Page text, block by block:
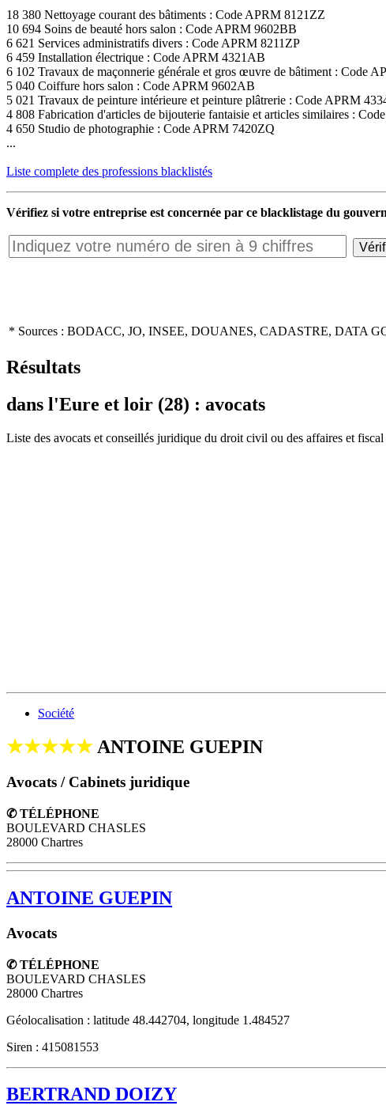
18 380 Nettoyage courant des bâtiments : Code APRM 8121ZZ
10 694 Soins de beauté hors salon : Code APRM 9602BB
6 621 Services administratifs divers : Code APRM 8211ZP
6 459 Installation électrique : Code APRM 4321AB
6 102 Travaux de maçonnerie générale et gros œuvre de bâtiment : Code
5 040 Coiffure hors salon : Code APRM 9602AB
5 021 Travaux de peinture intérieure et peinture plâtrerie : Code APRM
4 808 Fabrication d'articles de bijouterie fantaisie et articles similaires :
4 650 Studio de photographie : Code APRM 7420ZQ
...
Liste complete des professions blacklistés
Vérifiez si votre entreprise est concernée par ce blacklistage du
* Sources : BODACC, JO, INSEE, DOUANES, CADASTRE, DATA
Résultats
dans l'Eure et loir (28) : avocats
Liste des avocats et conseillés juridique du droit civil ou des affaires et
Société
★★★★★ANTOINE GUEPIN
Avocats / Cabinets juridique
✆ TÉLÉPHONE
BOULEVARD CHASLES
28000 Chartres
ANTOINE GUEPIN
Avocats
✆ TÉLÉPHONE
BOULEVARD CHASLES
28000 Chartres
Géolocalisation : latitude 48.442704, longitude 1.484527
Siren : 415081553
BERTRAND DOIZY